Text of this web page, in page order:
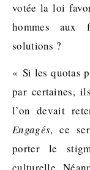
votée la loi
hommes aux
solutions ?
« Si les quotas
par certaines,
l’on devait
Engagés, ce
porter le